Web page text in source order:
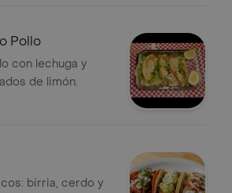
Pollo
con lechuga y
de limón.
birria, cerdo y